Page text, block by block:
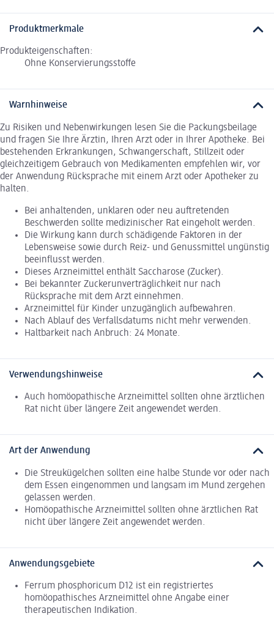
Produktmerkmale
Produkteigenschaften:
Ohne Konservierungsstoffe
Warnhinweise
Zu Risiken und Nebenwirkungen lesen Sie die Packungsbeilage
und fragen Sie Ihre Ärztin, Ihren Arzt oder in Ihrer Apotheke. Bei
bestehenden Erkrankungen, Schwangerschaft, Stillzeit oder
gleichzeitigem Gebrauch von Medikamenten empfehlen wir, vor
der Anwendung Rücksprache mit einem Arzt oder Apotheker zu
halten.
Bei anhaltenden, unklaren oder neu auftretenden
Beschwerden sollte medizinischer Rat eingeholt werden.
Die Wirkung kann durch schädigende Faktoren in der
Lebensweise sowie durch Reiz- und Genussmittel ungünstig
beeinflusst werden.
Dieses Arzneimittel enthält Saccharose (Zucker).
Bei bekannter Zuckerunverträglichkeit nur nach
Rücksprache mit dem Arzt einnehmen.
Arzneimittel für Kinder unzugänglich aufbewahren.
Nach Ablauf des Verfallsdatums nicht mehr verwenden.
Haltbarkeit nach Anbruch: 24 Monate.
Verwendungshinweise
Auch homöopathische Arzneimittel sollten ohne ärztlichen
Rat nicht über längere Zeit angewendet werden.
Art der Anwendung
Die Streukügelchen sollten eine halbe Stunde vor oder nach
dem Essen eingenommen und langsam im Mund zergehen
gelassen werden.
Homöopathische Arzneimittel sollten ohne ärztlichen Rat
nicht über längere Zeit angewendet werden.
Anwendungsgebiete
Ferrum phosphoricum D12 ist ein registriertes
homöopathisches Arzneimittel ohne Angabe einer
therapeutischen Indikation.